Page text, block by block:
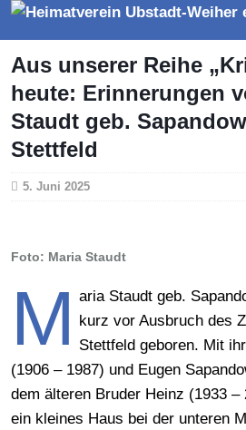
Aus unserer Reihe
heute: Erinnerungen
Staudt geb.
Stettfeld
5. Juni 2025
Foto: Maria Staudt
M aria Staudt geb.
kurz vor Ausbruch des
Stettfeld geboren. Mit
(1906 – 1987) und Eugen
dem älteren Bruder Heinz (1933 –
ein kleines Haus bei der unteren